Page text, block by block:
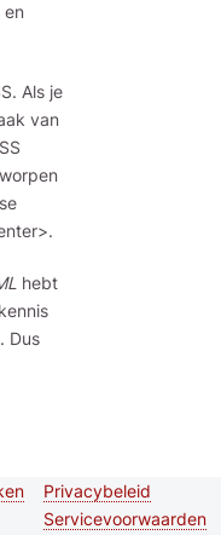
Als je
van
hebt
Dus
Footer menu
Privacybeleid
Servicevoorwaarden